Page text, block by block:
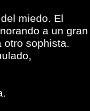
miedo. El
a un
otro sophista.